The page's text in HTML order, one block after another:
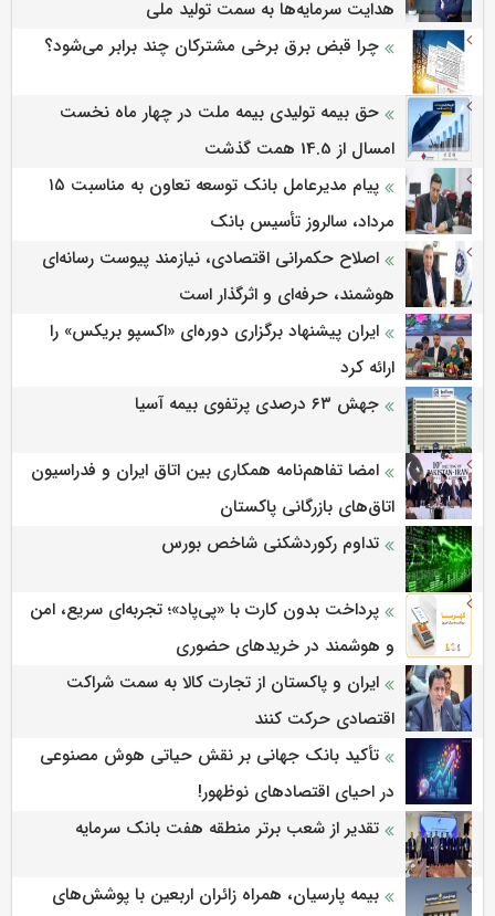
هدایت سرمایه‌ها به سمت تولید ملی
چرا قبض برق برخی مشترکان چند برابر می‌شود؟
حق بیمه تولیدی بیمه ملت در چهار ماه نخست
امسال از 14.5 همت گذشت
پیام مدیرعامل بانک توسعه تعاون به مناسبت ۱۵
مرداد، سالروز تأسیس بانک
اصلاح حکمرانی اقتصادی، نیازمند پیوست رسانه‌ای
هوشمند، حرفه‌ای و اثرگذار است
ایران پیشنهاد برگزاری دوره‌ای «اکسپو بریکس» را
ارائه کرد
جهش ۶۳ درصدی پرتفوی بیمه آسیا
امضا تفاهم‌نامه همکاری بین اتاق ایران و فدراسیون
اتاق‌های بازرگانی پاکستان
تداوم رکوردشکنی شاخص بورس
پرداخت بدون کارت با «پی‌پاد»؛ تجربه‌ای سریع، امن
و هوشمند در خریدهای حضوری
ایران و پاکستان از تجارت کالا به سمت شراکت
اقتصادی حرکت کنند
تأکید بانک جهانی بر نقش حیاتی هوش مصنوعی
در احیای اقتصادهای نوظهور!
تقدیر از شعب برتر منطقه هفت بانک سرمایه
بیمه پارسیان، همراه زائران اربعین با پوشش‌های